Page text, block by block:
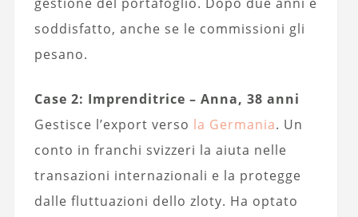
soddisfatto, anche se le commissioni gli
pesano.
Case 2: Imprenditrice – Anna, 38 anni
Gestisce l’export verso la Germania. Un
conto in franchi svizzeri la aiuta nelle
transazioni internazionali e la protegge
dalle fluttuazioni dello zloty. Ha optato